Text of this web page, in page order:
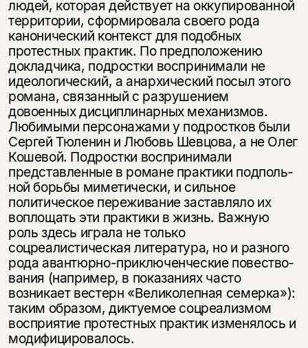
людей, которая действует на оккупированной
территории, сформировала своего рода
канонический кон­текст для подобных
протестных практик. По предположению
докладчика, под­ростки воспринимали не
идеологический, а анархический посыл этого
романа, связанный с разрушением
довоенных дисциплинарных механизмов.
Любимыми персонажами у подростков были
Сергей Тюленин и Любовь Шевцова, а не Олег
Кошевой. Подростки воспринимали
представленные в романе практики подполь­
ной борьбы миметически, и сильное
политическое переживание заставляло их
воплощать эти практики в жизнь. Важную
роль здесь играла не только
соцреалистическая литература, но и разного
рода авантюрно-приключенческие повество­
вания (например, в показаниях часто
возникает вестерн «Великолепная семерка»):
таким образом, диктуемое соцреализмом
восприятие протестных практик изменялось и
модифицировалось.